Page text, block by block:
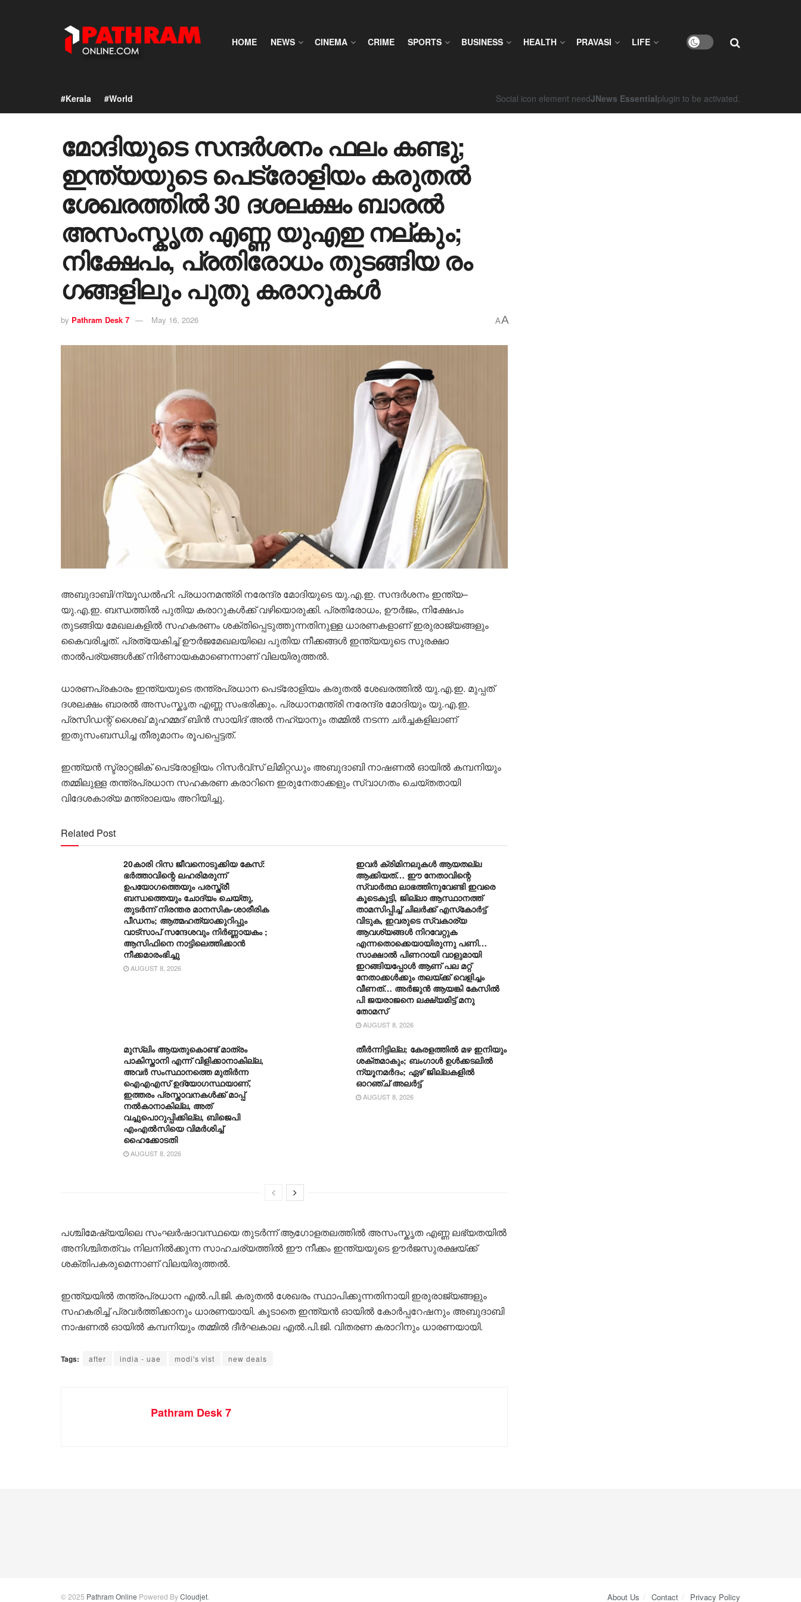
HOME NEWS CINEMA CRIME SPORTS BUSINESS HEALTH PRAVASI LIFE
#Kerala #World Social icon element needJNews Essentialplugin to be activated.
മോദിയുടെ സന്ദർശനം ഫലം കണ്ടു;
ഇന്ത്യയുടെ പെട്രോളിയം കരുതൽ
ശേഖരത്തിൽ 30 ദശലക്ഷം ബാരൽ
അസംസ്കൃത എണ്ണ യുഎഇ നല്കും;
നിക്ഷേപം, പ്രതിരോധം തുടങ്ങിയ രം​
ഗങ്ങളിലും പുതു കരാറുകൾ
by Pathram Desk 7 May 16, 2026 AA
അബുദാബി/ന്യൂഡൽഹി: പ്രധാനമന്ത്രി നരേന്ദ്ര മോദിയുടെ യു.എ.ഇ. സന്ദർശനം ഇന്ത്യ–
യു.എ.ഇ. ബന്ധത്തിൽ പുതിയ കരാറുകൾക്ക് വഴിയൊരുക്കി. പ്രതിരോധം, ഊർജം, നിക്ഷേപം
തുടങ്ങിയ മേഖലകളിൽ സഹകരണം ശക്തിപ്പെടുത്തുന്നതിനുള്ള ധാരണകളാണ് ഇരുരാജ്യങ്ങളും
കൈവരിച്ചത്. പ്രത്യേകിച്ച് ഊർജമേഖലയിലെ പുതിയ നീക്കങ്ങൾ ഇന്ത്യയുടെ സുരക്ഷാ
താൽപര്യങ്ങൾക്ക് നിർണായകമാണെന്നാണ് വിലയിരുത്തൽ.
ധാരണപ്രകാരം ഇന്ത്യയുടെ തന്ത്രപ്രധാന പെട്രോളിയം കരുതൽ ശേഖരത്തിൽ യു.എ.ഇ. മുപ്പത്
ദശലക്ഷം ബാരൽ അസംസ്കൃത എണ്ണ സംഭരിക്കും. പ്രധാനമന്ത്രി നരേന്ദ്ര മോദിയും യു.എ.ഇ.
പ്രസിഡന്റ് ശൈഖ് മുഹമ്മദ് ബിൻ സായിദ് അൽ നഹ്യാനും തമ്മിൽ നടന്ന ചർച്ചകളിലാണ്
ഇതുസംബന്ധിച്ച തീരുമാനം രൂപപ്പെട്ടത്.
ഇന്ത്യൻ സ്ട്രാറ്റജിക് പെട്രോളിയം റിസർവ്‌സ് ലിമിറ്റഡും അബുദാബി നാഷണൽ ഓയിൽ കമ്പനിയും
തമ്മിലുള്ള തന്ത്രപ്രധാന സഹകരണ കരാറിനെ ഇരുനേതാക്കളും സ്വാഗതം ചെയ്തതായി
വിദേശകാര്യ മന്ത്രാലയം അറിയിച്ചു.
Related Post
20കാരി റിസ ജീവനൊടുക്കിയ കേസ്:
ഭർത്താവിന്റെ ലഹരിമരുന്ന്
ഉപയോഗത്തെയും പരസ്ത്രീ
ബന്ധത്തെയും ചോദ്യം ചെയ്തു,
തുടർന്ന് നിരന്തര മാനസിക-ശാരീരിക
പീഡനം; ആത്മഹത്യാക്കുറിപ്പും
വാട്സാപ് സന്ദേശവും നിർണ്ണായകം ;
ആസിഫിനെ നാട്ടിലെത്തിക്കാൻ
നീക്കമാരംഭിച്ചു
AUGUST 8, 2026
ഇവർ ക്രിമിനലുകൾ ആയതല്ല
ആക്കിയത്… ഈ നേതാവിന്റെ
സ്വാർത്ഥ ലാഭത്തിനുവേണ്ടി ഇവരെ
കൂടെകൂട്ടി, ജില്ലാ ആസ്ഥാനത്ത്
താമസിപ്പിച്ച് ചിലർക്ക് എസ്‌കോർട്ട്
വിടുക, ഇവരുടെ സ്വകാര്യ
ആവശ്യങ്ങൾ നിറവേറ്റുക
എന്നതൊക്കെയായിരുന്നു പണി…
സാക്ഷാൽ പിണറായി വാളുമായി
ഇറങ്ങിയപ്പോൾ ആണ് പല മറ്റ്
നേതാക്കൾക്കും തലയ്ക്ക് വെളിച്ചം
വീണത്… അർജുൻ ആയങ്കി കേസിൽ
പി ജയരാജനെ ലക്ഷ്യമിട്ട് മനു
തോമസ്
AUGUST 8, 2026
മുസ്‌ലിം ആയതുകൊണ്ട് മാത്രം
പാകിസ്താനി എന്ന് വിളിക്കാനാകില്ല,
അവർ സംസ്ഥാനത്തെ മുതിർന്ന
ഐഎഎസ് ഉദ്യോഗസ്ഥയാണ്,
ഇത്തരം പ്രസ്താവനകള്‍ക്ക് മാപ്പ്
നല്‍കാനാകില്ല, അത്
വച്ചുപൊറുപ്പിക്കില്ല, ബിജെപി
എംഎൽസിയെ വിമര്‍ശിച്ച്
ഹൈക്കോടതി
AUGUST 8, 2026
തീർന്നിട്ടില്ല; കേരളത്തിൽ മഴ ഇനിയും
ശക്തമാകും; ബംഗാൾ ഉൾക്കടലിൽ
ന്യൂനമർദം; ഏഴ് ജില്ലകളിൽ
ഓറഞ്ച് അലർട്ട്
AUGUST 8, 2026
പശ്ചിമേഷ്യയിലെ സംഘർഷാവസ്ഥയെ തുടർന്ന് ആഗോളതലത്തിൽ അസംസ്കൃത എണ്ണ ലഭ്യതയിൽ
അനിശ്ചിതത്വം നിലനിൽക്കുന്ന സാഹചര്യത്തിൽ ഈ നീക്കം ഇന്ത്യയുടെ ഊർജസുരക്ഷയ്ക്ക്
ശക്തിപകരുമെന്നാണ് വിലയിരുത്തൽ.
ഇന്ത്യയിൽ തന്ത്രപ്രധാന എൽ.പി.ജി. കരുതൽ ശേഖരം സ്ഥാപിക്കുന്നതിനായി ഇരുരാജ്യങ്ങളും
സഹകരിച്ച് പ്രവർത്തിക്കാനും ധാരണയായി. കൂടാതെ ഇന്ത്യൻ ഓയിൽ കോർപ്പറേഷനും അബുദാബി
നാഷണൽ ഓയിൽ കമ്പനിയും തമ്മിൽ ദീർഘകാല എൽ.പി.ജി. വിതരണ കരാറിനും ധാരണയായി.
Tags: after india - uae modi's vist new deals
Pathram Desk 7
About Us Contact Privacy Policy
© 2025 Pathram Online Powered ByCloudjet